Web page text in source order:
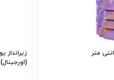
(اورجینال)